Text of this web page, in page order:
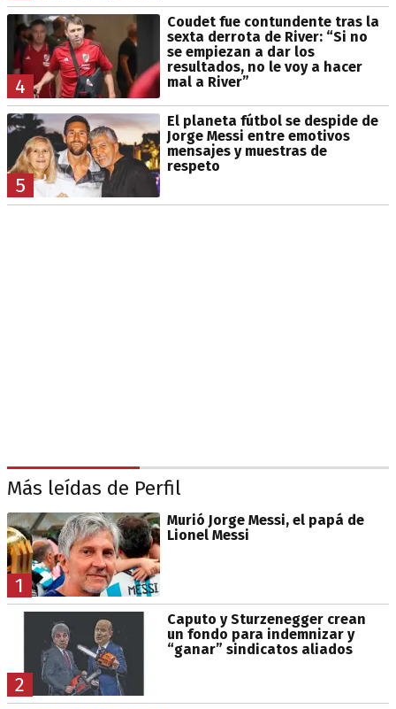
4
Coudet fue contundente tras la
sexta derrota de River: “Si no
se empiezan a dar los
resultados, no le voy a hacer
mal a River”
5
El planeta fútbol se despide de
Jorge Messi entre emotivos
mensajes y muestras de
respeto
Más leídas de Perfil
1
Murió Jorge Messi, el papá de
Lionel Messi
2
Caputo y Sturzenegger crean
un fondo para indemnizar y
“ganar” sindicatos aliados